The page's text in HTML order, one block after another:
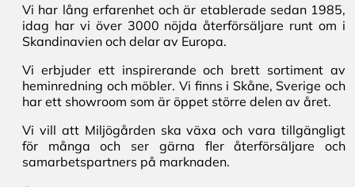
Vi har lång erfarenhet och är etablerade sedan 1985,
idag har vi över 3000 nöjda återförsäljare runt om i
Skandinavien och delar av Europa.
Vi erbjuder ett inspirerande och brett sortiment av
heminredning och möbler. Vi finns i Skåne, Sverige och
har ett showroom som är öppet större delen av året.
Vi vill att Miljögården ska växa och vara tillgängligt
för många och ser gärna fler återförsäljare och
samarbetspartners på marknaden.